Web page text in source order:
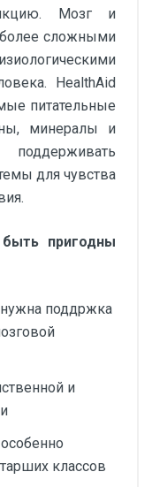
Мозг и
сложными
HealthAid
питательные
минералы и
для чувства
пригодны
поддржка
и
классов